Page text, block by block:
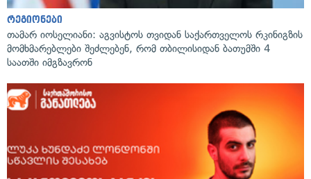
რეგიონები
თამარ იოსელიანი: აგვისტოს თვიდან საქართველოს რკინიგზის
მომხმარებლები შეძლებენ, რომ თბილისიდან ბათუმში 4
საათში იმგზავრონ